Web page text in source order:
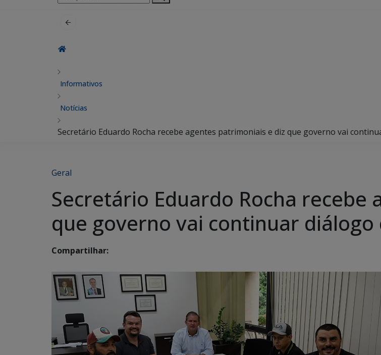
por:
Informativos
Notícias
Secretário Eduardo Rocha recebe agentes patrimoniais e diz que governo vai
Geral
Secretário Eduardo Rocha
que governo vai continuar
Compartilhar: